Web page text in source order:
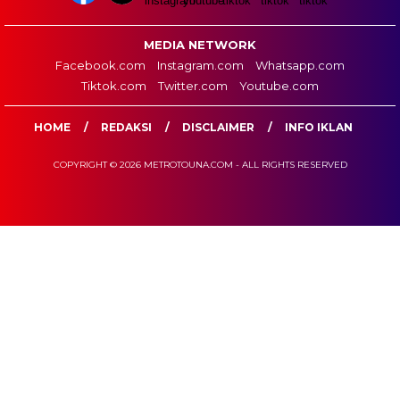
MEDIA NETWORK
Facebook.com
Instagram.com
Whatsapp.com
Tiktok.com
Twitter.com Youtube.com
HOME REDAKSI DISCLAIMER INFO IKLAN
COPYRIGHT © 2026 METROTOUNA.COM - ALL RIGHTS RESERVED